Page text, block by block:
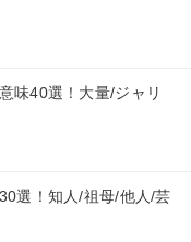
味40選！大量/ジャリ
選！知人/祖母/他人/芸